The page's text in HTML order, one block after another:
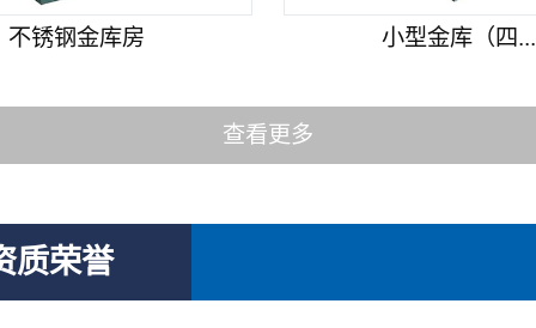
不锈钢金库房 小型金库（四...
查看更多
质荣誉